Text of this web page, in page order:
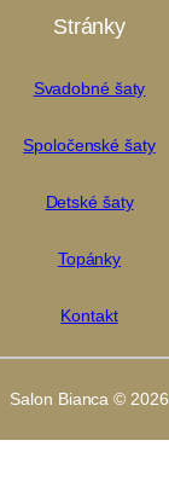
Stránky
Svadobné šaty
Spoločenské šaty
Detské šaty
Topánky
Kontakt
Salon Bianca © 2026